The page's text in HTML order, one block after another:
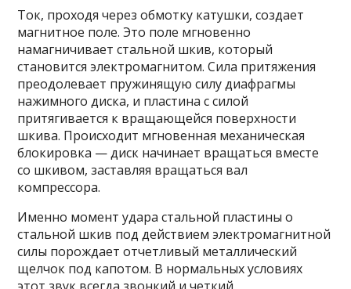
Ток, проходя через обмотку катушки, создает
магнитное поле. Это поле мгновенно
намагничивает стальной шкив, который
становится электромагнитом. Сила притяжения
преодолевает пружинящую силу диафрагмы
нажимного диска, и пластина с силой
притягивается к вращающейся поверхности
шкива. Происходит мгновенная механическая
блокировка — диск начинает вращаться вместе
со шкивом, заставляя вращаться вал
компрессора.
Именно момент удара стальной пластины о
стальной шкив под действием электромагнитной
силы порождает отчетливый металлический
щелчок под капотом. В нормальных условиях